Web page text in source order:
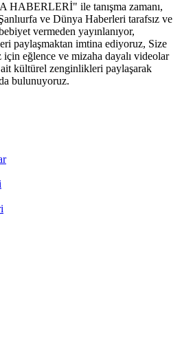
HABERLERİ" ile tanışma zamanı,
ve Dünya Haberleri tarafsız ve
vermeden yayınlanıyor,
paylaşmaktan imtina ediyoruz, Size
eğlence ve mizaha dayalı videolar
kültürel zenginlikleri paylaşarak
bulunuyoruz.